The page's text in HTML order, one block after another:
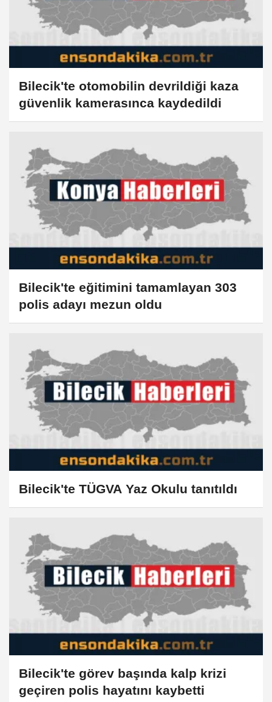
Bilecik'te otomobilin devrildiği kaza
güvenlik kamerasınca kaydedildi
Bilecik'te eğitimini tamamlayan 303
polis adayı mezun oldu
Bilecik'te TÜGVA Yaz Okulu tanıtıldı
Bilecik'te görev başında kalp krizi
geçiren polis hayatını kaybetti